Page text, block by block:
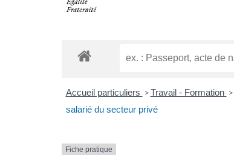
Accueil particuliers > Travail - Formation >
salarié du secteur privé
Fiche pratique